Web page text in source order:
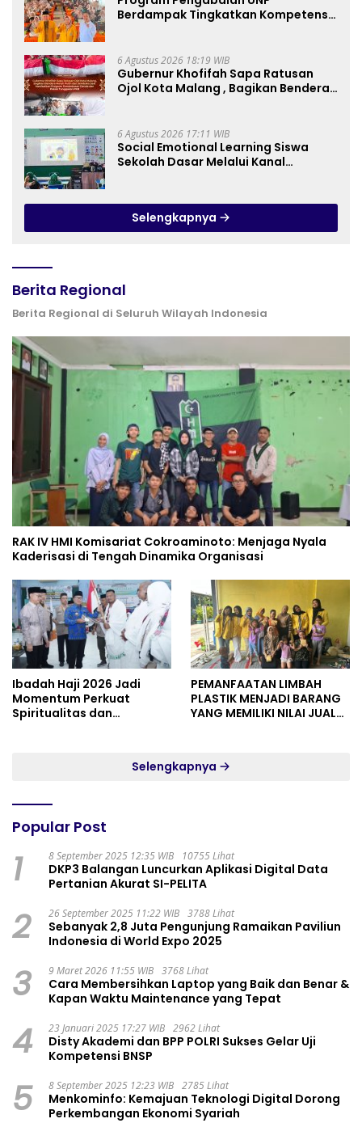
Berdampak Tingkatkan Kompetensi
6 Agustus 2026 18:19 WIB
Gubernur Khofifah Sapa Ratusan
Ojol Kota Malang , Bagikan Bendera
Denda dan Pokok Tunggakan PKB
6 Agustus 2026 17:11 WIB
Social Emotional Learning Siswa
Sekolah Dasar Melalui Kanal
Selengkapnya
Berita Regional
Berita Regional di Seluruh Wilayah Indonesia
RAK IV HMI Komisariat Cokroaminoto: Menjaga Nyala
Kaderisasi di Tengah Dinamika Organisasi
Ibadah Haji 2026 Jadi
Momentum Perkuat
Spiritualitas dan
PEMANFAATAN LIMBAH
PLASTIK MENJADI BARANG
YANG MEMILIKI NILAI JUAL
Selengkapnya
Popular Post
1 8 September 2025 12:35 WIB 10755 Lihat
DKP3 Balangan Luncurkan Aplikasi Digital Data
Pertanian Akurat SI-PELITA
2 26 September 2025 11:22 WIB 3788 Lihat
Sebanyak 2,8 Juta Pengunjung Ramaikan Paviliun
Indonesia di World Expo 2025
3 9 Maret 2026 11:55 WIB 3768 Lihat
Cara Membersihkan Laptop yang Baik dan Benar &
Kapan Waktu Maintenance yang Tepat
4 23 Januari 2025 17:27 WIB 2962 Lihat
Disty Akademi dan BPP POLRI Sukses Gelar Uji
Kompetensi BNSP
5 8 September 2025 12:23 WIB 2785 Lihat
Menkominfo: Kemajuan Teknologi Digital Dorong
Perkembangan Ekonomi Syariah